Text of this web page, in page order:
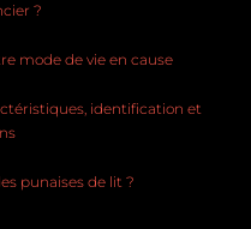
?
mode de vie en cause
identification et
punaises de lit ?